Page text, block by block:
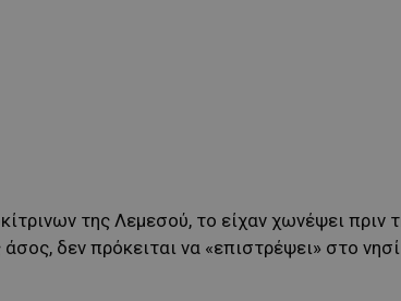
της Λεμεσού, το είχαν χωνέψει πριν
δεν πρόκειται να «επιστρέψει» στο